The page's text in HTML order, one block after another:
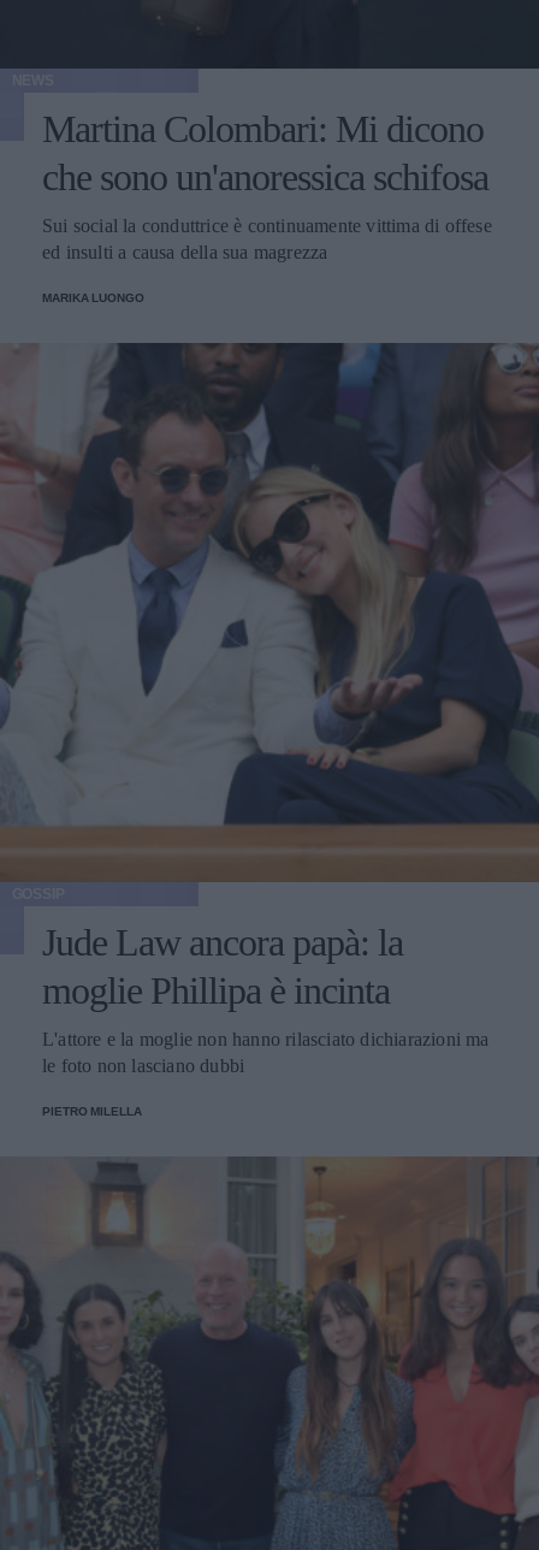
Martina Colombari: Mi dicono
che sono un'anoressica schifosa
Sui social la conduttrice è continuamente vittima di offese
ed insulti a causa della sua magrezza
MARIKA LUONGO
Jude Law ancora papà: la
moglie Phillipa è incinta
L'attore e la moglie non hanno rilasciato dichiarazioni ma
le foto non lasciano dubbi
PIETRO MILELLA